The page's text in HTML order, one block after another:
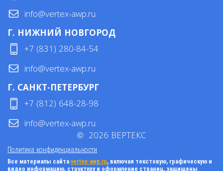
info@vertex-awp.ru
Г. НИЖНИЙ НОВГОРОД
+7 (831) 280-84-54
info@vertex-awp.ru
Г. САНКТ-ПЕТЕРБУРГ
+7 (812) 648-28-98
info@vertex-awp.ru
Политика конфиденциальности
© 2026 ВЕРТЕКС
Все материалы сайта vertex-awp.ru, включая текстовую, графическую и
видео информацию, структуру и оформление страниц, защищены